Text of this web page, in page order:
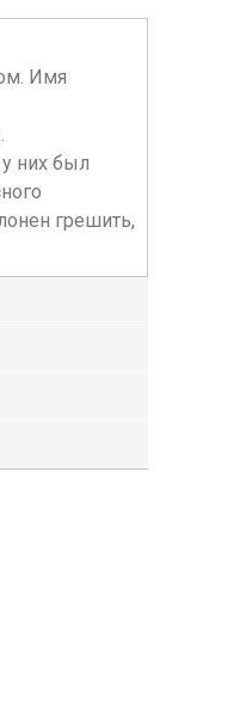
Имя
них был
грешить,